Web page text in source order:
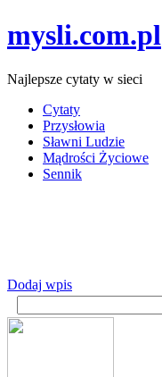
mysli.com.pl
Najlepsze cytaty w sieci
Cytaty
Przysłowia
Sławni Ludzie
Mądrości Życiowe
Sennik
Dodaj wpis